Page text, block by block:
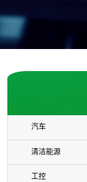
汽车
清洁能源
工控